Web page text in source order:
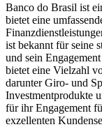
Banco do Brasil ist
bietet eine
ist bekannt für seine
und sein
bietet eine Vielzahl
darunter Giro- und
Investmentprodukte
für ihr Engagement
exzellenten